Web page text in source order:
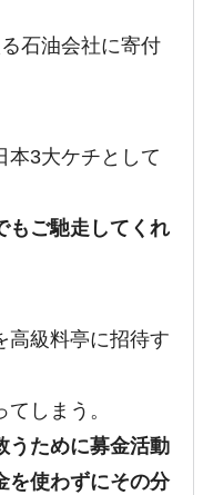
石油会社に寄付
本3大ケチとして
もご馳走してくれ
高級料亭に招待す
てしまう。
うために募金活動
を使わずにその分